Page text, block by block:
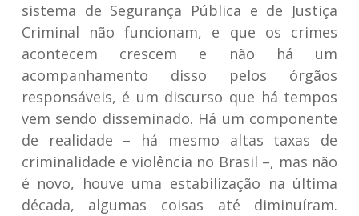
sistema de Segurança Pública e de Justiça
Criminal não funcionam, e que os crimes
acontecem crescem e não há um
acompanhamento disso pelos órgãos
responsáveis, é um discurso que há tempos
vem sendo disseminado. Há um componente
de realidade – há mesmo altas taxas de
criminalidade e violência no Brasil –, mas não
é novo, houve uma estabilização na última
década, algumas coisas até diminuíram.